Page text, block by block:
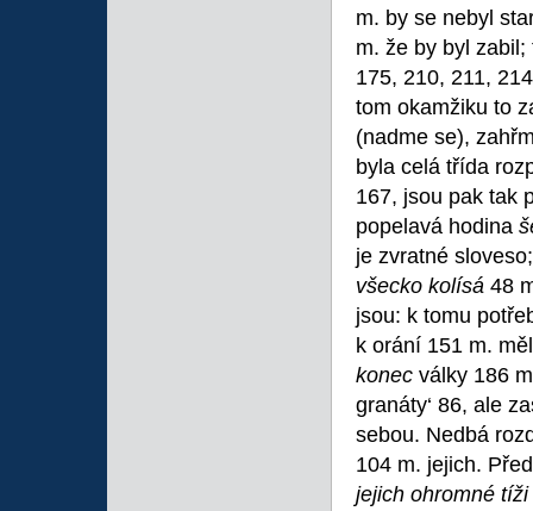
m. by se nebyl
m. že by byl
175, 210, 211,
tom okamžiku to
(nadme se),
byla celá třída
167, jsou pak tak
popelavá hodina
je zvratné
všecko kolísá 48
jsou: k tomu
k orání 151 m.
konec války 186
granáty‘ 86, ale
sebou. Nedbá
104 m. jejich.
jejich ohromné tíži